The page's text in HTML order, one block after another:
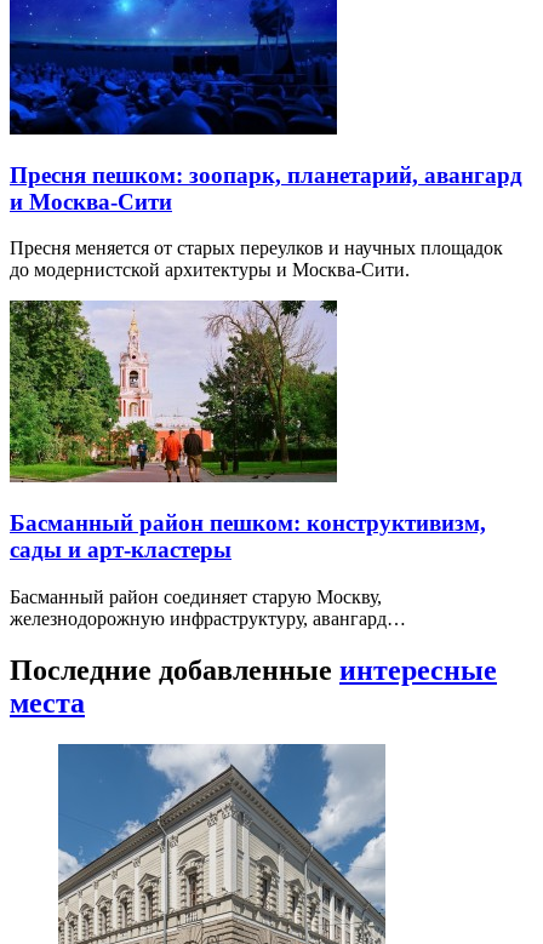
Пресня пешком: зоопарк, планетарий, авангард
и Москва-Сити
Пресня меняется от старых переулков и научных площадок
до модернистской архитектуры и Москва-Сити.
Басманный район пешком: конструктивизм,
сады и арт-кластеры
Басманный район соединяет старую Москву,
железнодорожную инфраструктуру, авангард…
Последние добавленные интересные
места